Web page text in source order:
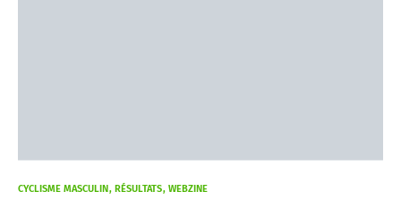
CYCLISME MASCULIN RÉSULTATS WEBZINE